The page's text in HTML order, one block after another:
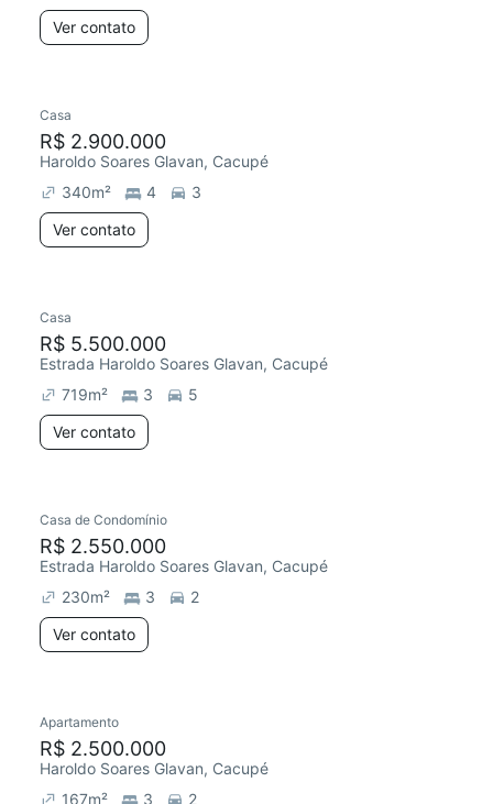
Ver contato
Casa
R$ 2.900.000
Haroldo Soares Glavan, Cacupé
340m² 4
3
Ver contato
Casa
R$ 5.500.000
Estrada Haroldo Soares Glavan, Cacupé
719m² 3
5
Ver contato
Casa de Condomínio
R$ 2.550.000
Estrada Haroldo Soares Glavan, Cacupé
230m² 3
2
Ver contato
Apartamento
R$ 2.500.000
Haroldo Soares Glavan, Cacupé
167m² 3 2